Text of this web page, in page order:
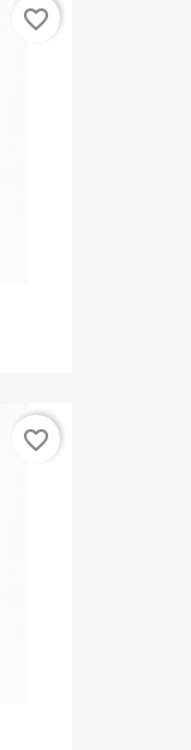
favorite_border
favorite_border